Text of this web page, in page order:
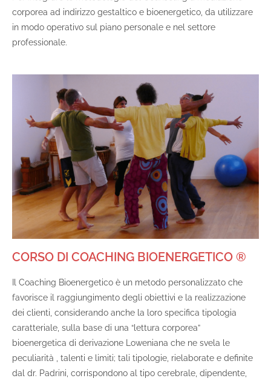
corporea ad indirizzo gestaltico e bioenergetico, da utilizzare
in modo operativo sul piano personale e nel settore
professionale.
CORSO DI COACHING BIOENERGETICO ®
Il Coaching Bioenergetico è un metodo personalizzato che
favorisce il raggiungimento degli obiettivi e la realizzazione
dei clienti, considerando anche la loro specifica tipologia
caratteriale, sulla base di una “lettura corporea”
bioenergetica di derivazione Loweniana che ne svela le
peculiarità , talenti e limiti; tali tipologie, rielaborate e definite
dal dr. Padrini, corrispondono al tipo cerebrale, dipendente,